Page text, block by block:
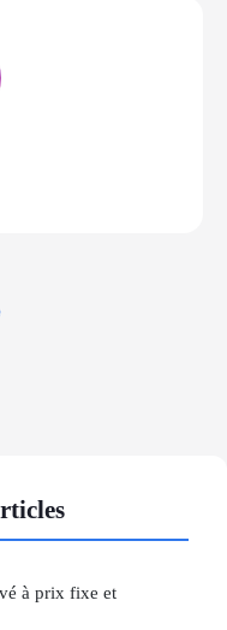
à prix fixe et